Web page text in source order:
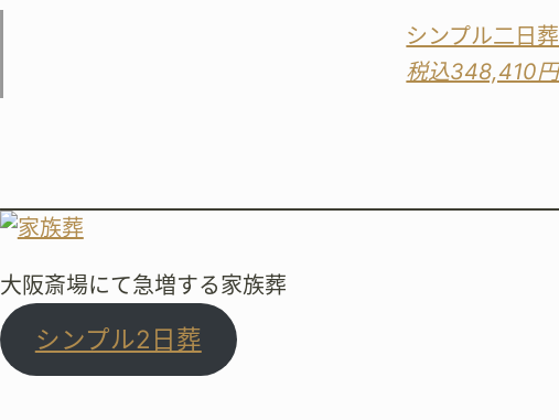
シンプル二日葬
税込348,410円
大阪斎場にて急増する家族葬
シンプル2日葬